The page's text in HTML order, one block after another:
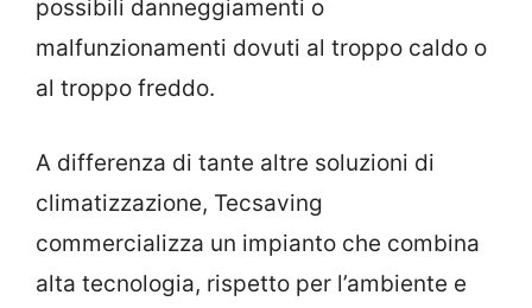
possibili danneggiamenti o
malfunzionamenti dovuti al troppo caldo o
al troppo freddo.
A differenza di tante altre soluzioni di
climatizzazione, Tecsaving
commercializza un impianto che combina
alta tecnologia, rispetto per l’ambiente e